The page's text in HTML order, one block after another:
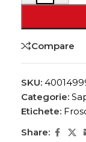
Compare
SKU:
Categorie:
Etichete:
Share: